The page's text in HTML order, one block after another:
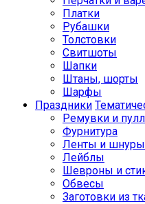
Платки
Рубашки
Толстовки
Свитшоты
Шапки
Штаны, шорты
Шарфы
Праздники
Ремувки и
Фурнитура
Ленты и шнуры
Лейблы
Шевроны и
Обвесы
Заготовки из